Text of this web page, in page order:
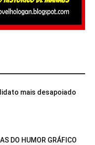
mais desapoiado
DO HUMOR GRÁFICO